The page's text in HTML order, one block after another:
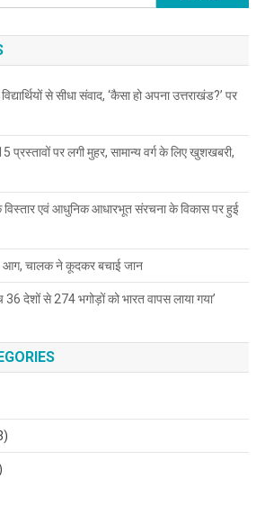
for:
से सीधा संवाद, ‘कैसा हो अपना उत्तराखंड?’ पर
प्रस्तावों पर लगी मुहर, सामान्य वर्ग के लिए खुशखबरी,
विस्तार एवं आधुनिक आधारभूत संरचना के विकास पर हुई
आग, चालक ने कूदकर बचाई जान
देशों से 274 भगोड़ों को भारत वापस लाया गया’